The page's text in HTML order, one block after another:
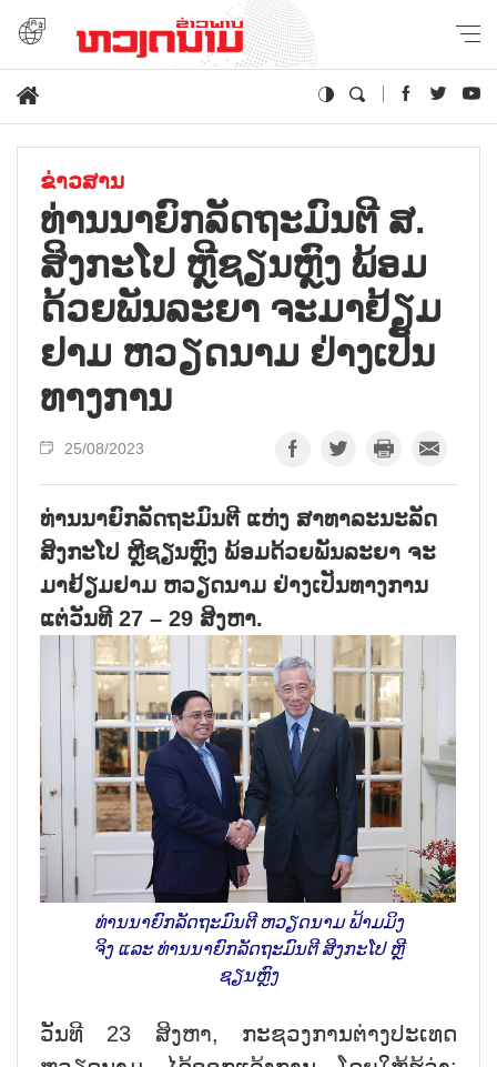
ຂ່າວສານ
ທ່ານ​ນາ​ຍົກ​ລັດ​ຖະ​ມົນ​ຕີ ສ.
ສິງ​ກະ​ໂປ ຫຼີ​ຊຽນຫຼົງ ພ້ອມ​
ດ້ວຍ​ພັນ​ລະ​ຍາ ຈະ​ມາ​ຢ້ຽມ​
ຢາມ ຫວຽດ​ນາມ ຢ່າງ​ເປັນ​
ທາງ​ການ
25/08/2023
ທ່ານນາຍົກລັດຖະມົນຕີ ແຫ່ງ ສາທາລະນະລັດ
ສິງກະໂປ ຫຼີຊຽນຫຼົງ ພ້ອມດ້ວຍພັນລະຍາ ຈະ
ມາຢ້ຽມຢາມ ຫວຽດນາມ ຢ່າງເປັນທາງການ
ແຕ່ວັນທີ 27 – 29 ສິງຫາ.
ທ່ານນາຍົກລັດຖະມົນຕີ ຫວຽດນາມ ຟ້າມມິງ
ຈິງ ແລະ ທ່ານນາຍົກລັດຖະມົນຕີ ສິງກະໂປ ຫຼີ
ຊຽນຫຼົງ
ວັນທີ 23 ສິງຫາ, ກະຊວງການຕ່າງປະເທດ